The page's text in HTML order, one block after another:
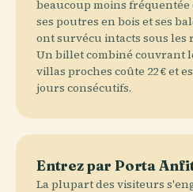
beaucoup moins
ses poutres en bois et ses
ont survécu intacts sous les
Un billet combiné couvrant
villas proches coûte 22 € et
jours consécutifs.
Entrez par Porta
La plupart des visiteurs